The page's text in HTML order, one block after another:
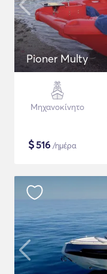
Pioner Multy
Μηχανοκίνητο
$516 /ημέρα